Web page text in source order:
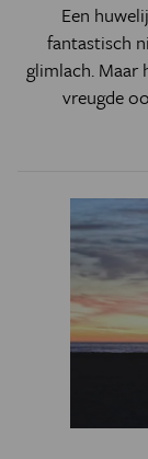
Een
fantastisch
glimlach. Maar
vreugde